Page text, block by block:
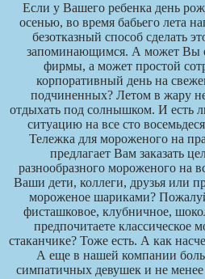
Если у Вашего ребенка день
осенью, во время бабьего лета
безотказный способ сделать
запоминающимся. А может Вы
фирмы, а может простой
корпоративный день на
подчиненных? Летом в жару
отдыхать под солнышком. И есть
ситуацию на все сто
Тележка для мороженого на
предлагает Вам заказать
разнообразного мороженого на
Ваши дети, коллеги, друзья или
мороженое шариками?
фисташковое, клубничное,
предпочитаете классическое
стаканчике? Тоже есть. А как
А еще в нашей компании
симпатичных девушек и не